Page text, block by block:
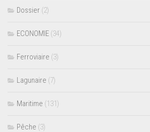
Dossier (2)
ECONOMIE (34)
Ferroviaire (3)
Lagunaire (7)
Maritime (131)
Pêche (3)